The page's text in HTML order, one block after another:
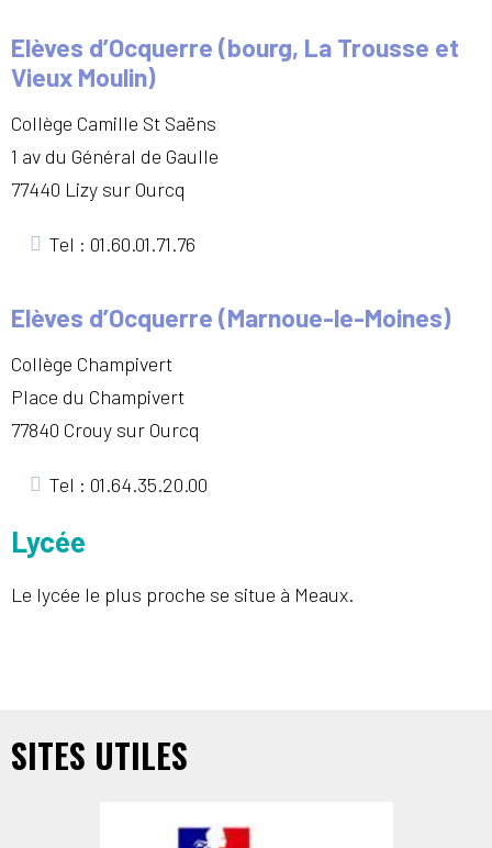
Elèves d’Ocquerre (bourg, La Trousse et
Vieux Moulin)
Collège Camille St Saëns
1 av du Général de Gaulle
77440 Lizy sur Ourcq
Tel : 01.60.01.71.76
Elèves d’Ocquerre (Marnoue-le-Moines)
Collège Champivert
Place du Champivert
77840 Crouy sur Ourcq
Tel : 01.64.35.20.00
Lycée
Le lycée le plus proche se situe à Meaux.
SITES UTILES